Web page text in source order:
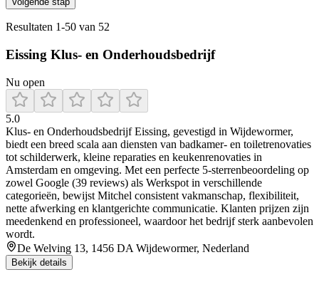
Resultaten 1-50 van 52
Eissing Klus- en Onderhoudsbedrijf
Nu open
5.0
Klus‑ en Onderhoudsbedrijf Eissing, gevestigd in Wijdewormer,
biedt een breed scala aan diensten van badkamer- en toiletrenovaties
tot schilderwerk, kleine reparaties en keukenrenovaties in
Amsterdam en omgeving. Met een perfecte 5-sterrenbeoordeling op
zowel Google (39 reviews) als Werkspot in verschillende
categorieën, bewijst Mitchel consistent vakmanschap, flexibiliteit,
nette afwerking en klantgerichte communicatie. Klanten prijzen zijn
meedenkend en professioneel, waardoor het bedrijf sterk aanbevolen
wordt.
De Welving 13, 1456 DA Wijdewormer, Nederland
Bekijk details